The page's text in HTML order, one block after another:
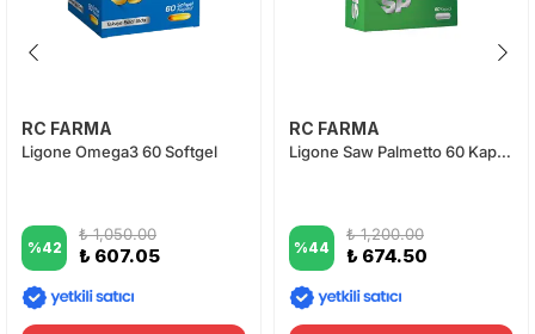
RC FARMA
Ligone Omega3 60 Softgel
%42
₺ 1,050.00
₺ 607.05
RC FARMA
Ligone Saw Palmetto 60 Kapsül
%44
₺ 1,200.00
₺ 674.50